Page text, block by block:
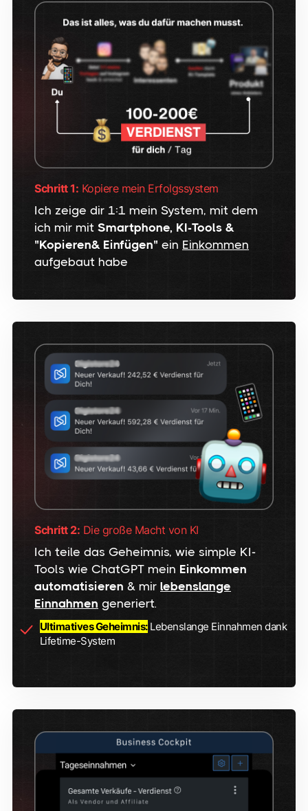
Schritt 1: Kopiere mein Erfolgssystem
Ich zeige dir 1:1 mein System, mit dem
ich mir mit Smartphone, KI-Tools &
"Kopieren& Einfügen" ein Einkommen
aufgebaut habe
Schritt 2: Die große Macht von KI
Ich teile das Geheimnis, wie simple KI-
Tools wie ChatGPT mein Einkommen
automatisieren & mir lebenslange
Einnahmen generiert.
Ultimatives Geheimnis:Lebenslange Einnahmen dank
Lifetime-System